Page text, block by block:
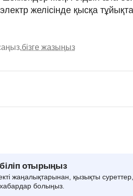
желісінде қысқа
бізге жазыңыз
отырыңыз
жаңалықтарынан, қызықты суреттер,
болыңыз.